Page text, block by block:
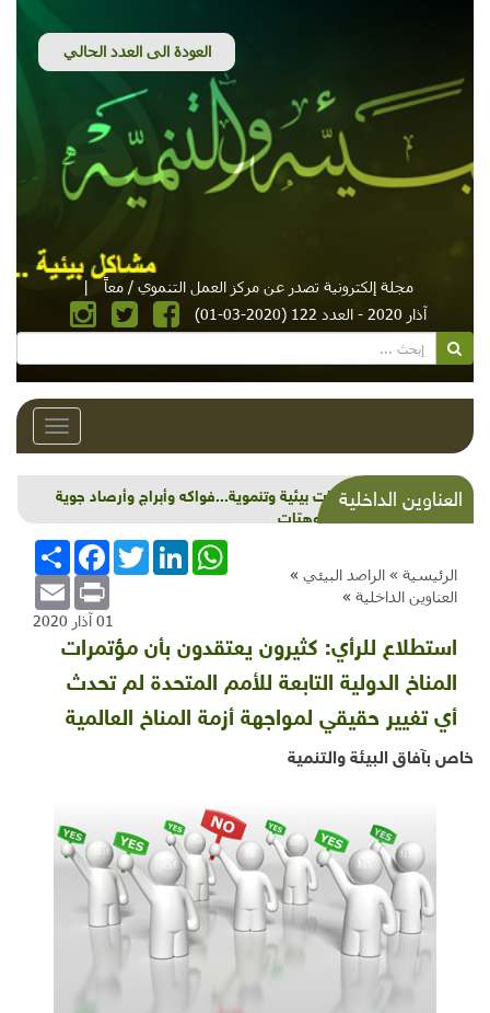
مجلة إلكترونية تصدر عن مركز العمل التنموي / معاً
|
آذار 2020 - العدد 122 (2020-03-01)
Toggle
العناوين الداخليةشذرات بيئية وتنموية...فواكه وأبراج وأرصاد جوية
وهلع وهبّات
الرئيسية » الراصد البيئي »
العناوين الداخلية »
انشر
FacebookTwitterLinkedInWhatsApp
Email Print
01 آذار 2020
استطلاع للرأي: كثيرون يعتقدون بأن مؤتمرات
المناخ الدولية التابعة للأمم المتحدة لم تحدث
أي تغيير حقيقي لمواجهة أزمة المناخ العالمية
خاص بآفاق البيئة والتنمية